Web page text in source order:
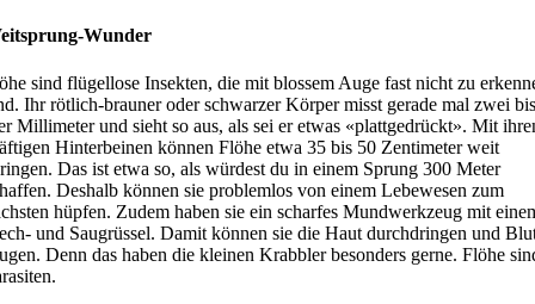
Wunder
sind flügellose Insekten, die mit blossem Auge fast nicht zu
Ihr rötlich-brauner oder schwarzer Körper misst gerade mal zwei bis
Millimeter und sieht so aus, als sei er etwas «plattgedrückt». Mit
Hinterbeinen können Flöhe etwa 35 bis 50 Zentimeter weit
Das ist etwa so, als würdest du in einem Sprung 300 Meter
Deshalb können sie problemlos von einem Lebewesen zum
hüpfen. Zudem haben sie ein scharfes Mundwerkzeug mit
und Saugrüssel. Damit können sie die Haut durchdringen und
Denn das haben die kleinen Krabbler besonders gerne. Flöhe